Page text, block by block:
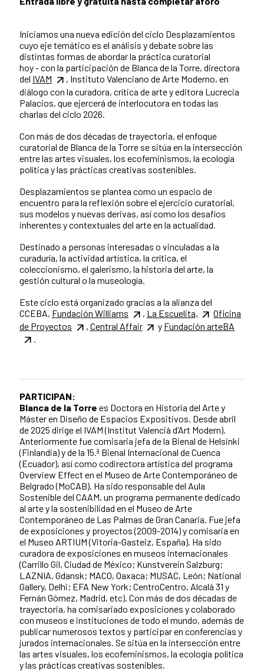
Iniciamos una nueva edición del ciclo Desplazamientos
cuyo eje temático es el análisis y debate sobre las
distintas formas de abordar la práctica curatorial
hoy - con la participación de Blanca de la Torre, directora
del IVAM
, Instituto Valenciano de Arte Moderno, en
diálogo con la curadora, crítica de arte y editora Lucrecia
Palacios, que ejercerá de interlocutora en todas las
charlas del ciclo 2026.
Con más de dos décadas de trayectoria, el enfoque
curatorial de Blanca de la Torre se sitúa en la intersección
entre las artes visuales, los ecofeminismos, la ecología
política y las prácticas creativas sostenibles.
Desplazamientos se plantea como un espacio de
encuentro para la reflexión sobre el ejercicio curatorial,
sus modelos y nuevas derivas, así como los desafíos
inherentes y contextuales del arte en la actualidad.
Destinado a personas interesadas o vinculadas a la
curaduría, la actividad artística, la crítica, el
coleccionismo, el galerismo, la historia del arte, la
gestión cultural o la museología.
Este ciclo está organizado gracias a la alianza del
CCEBA, Fundación Williams , La Escuelita,
Oficina
de Proyectos
, Central Affair y Fundación arteBA
PARTICIPAN:
Blanca de la Torre es Doctora en Historia del Arte y
Máster en Diseño de Espacios Expositivos. Desde abril
de 2025 dirige el IVAM (Institut Valencià d’Art Modern).
Anteriormente fue comisaria jefa de la Bienal de Helsinki
(Finlandia) y de la 15.ª Bienal Internacional de Cuenca
(Ecuador), así como codirectora artística del programa
Overview Effect en el Museo de Arte Contemporáneo de
Belgrado (MoCAB). Ha sido responsable del Aula
Sostenible del CAAM, un programa permanente dedicado
al arte y la sostenibilidad en el Museo de Arte
Contemporáneo de Las Palmas de Gran Canaria. Fue jefa
de exposiciones y proyectos (2009-2014) y comisaria en
el Museo ARTIUM (Vitoria-Gasteiz, España). Ha sido
curadora de exposiciones en museos internacionales
(Carrillo Gil, Ciudad de México; Kunstverein Salzburg;
LAZNIA, Gdansk; MACO, Oaxaca; MUSAC, León; National
Gallery, Delhi; EFA New York; CentroCentro, Alcalá 31 y
Fernán Gómez, Madrid, etc). Con más de dos décadas de
trayectoria, ha comisariado exposiciones y colaborado
con museos e instituciones de todo el mundo, además de
publicar numerosos textos y participar en conferencias y
jurados internacionales. Se sitúa en la intersección entre
las artes visuales, los ecofeminismos, la ecología política
y las prácticas creativas sostenibles.